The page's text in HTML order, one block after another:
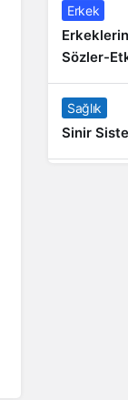
Erkek
Sözler-
Sağlık
Sinir